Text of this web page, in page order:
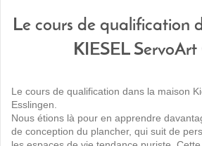
Le cours de qualification
KIESEL ServoArt
Le cours de qualification dans la maison
Esslingen.
Nous étions là pour en apprendre
de conception du plancher, qui suit de